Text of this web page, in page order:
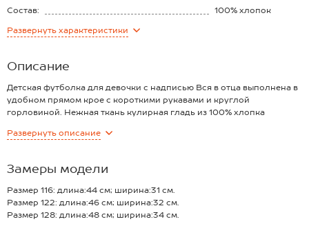
Состав:
100% хлопок
Материал:
Развернуть характеристики
Описание
Детская футболка для девочки с надписью Вся в отца выполнена в
удобном прямом крое с короткими рукавами и круглой
горловиной. Нежная ткань кулирная гладь из 100% хлопка
Преимущества:
— универсальная трикотажная модель на каждый день;
— стильный принт;
— практичная футболка для активного отдыха ребенка.
Черная футболка с рисунком подойдет для детей и подростков как
Развернуть описание
Замеры модели
Размер 116: длина:44 см; ширина:31 см.
Размер 122: длина:46 см; ширина:32 см.
Размер 128: длина:48 см; ширина:34 см.